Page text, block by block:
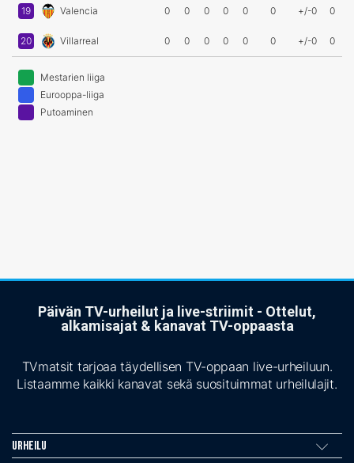
19 Valencia 0 0 0 0 0 0 +/-0 0
20 Villarreal 0 0 0 0 0 0 +/-0 0
Mestarien liiga
Eurooppa-liiga
Putoaminen
Päivän TV-urheilut ja live-striimit - Ottelut,
alkamisajat & kanavat TV-oppaasta
TVmatsit tarjoaa täydellisen TV-oppaan live-urheiluun.
Listaamme kaikki kanavat sekä suosituimmat urheilulajit.
Urheilu